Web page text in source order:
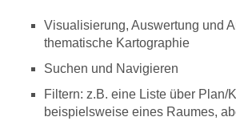
Visualisierung, Auswertung und
thematische Kartographie
Suchen und Navigieren
Filtern: z.B. eine Liste über Plan/
beispielsweise eines Raumes,